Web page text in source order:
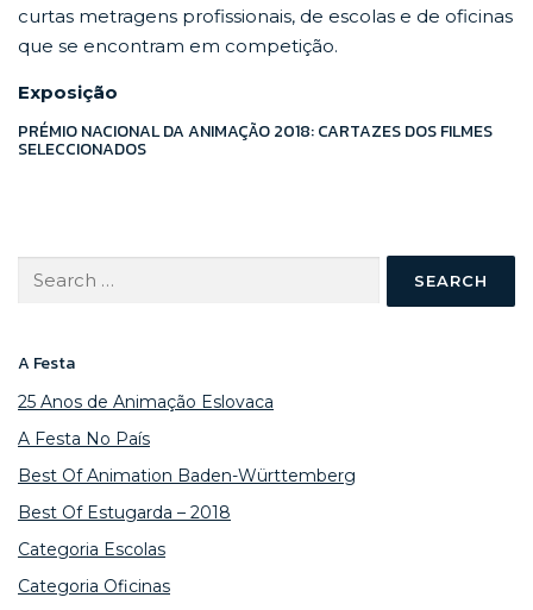
curtas metragens profissionais, de escolas e de oficinas
que se encontram em competição.
Exposição
PRÉMIO NACIONAL DA ANIMAÇÃO 2018: CARTAZES DOS FILMES
SELECCIONADOS
for:
A Festa
25 Anos de Animação Eslovaca
A Festa No País
Best Of Animation Baden-Württemberg
Best Of Estugarda – 2018
Categoria Escolas
Categoria Oficinas